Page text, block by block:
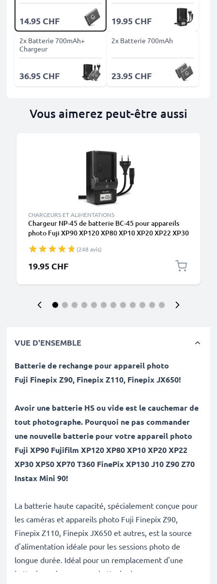
14.95 CHF 19.95 CHF
2x Batterie 700mAh+
Chargeur
36.95 CHF
2x Batterie 700mAh
23.95 CHF
Vous aimerez peut-être aussi
CHARGEURS ET ALIMENTATIONS
Chargeur NP-45 de batterie BC-45 pour appareils
photo Fuji XP90 XP120 XP80 XP10 XP20 XP22 XP30
de CELLONIC
(248 avis)
19.95 CHF
VUE D'ENSEMBLE
Batterie de rechange pour appareil photo
Fuji Finepix Z90, Finepix Z110, Finepix JX650!
Avoir une batterie HS ou vide est le cauchemar de
tout photographe. Pourquoi ne pas commander
une nouvelle batterie pour votre appareil photo
Fuji XP90 Fujifilm XP120 XP80 XP10 XP20 XP22
XP30 XP50 XP70 T360 FinePix XP130 J10 Z90 Z70
Instax Mini 90!
La batterie haute capacité, spécialement conçue pour
les caméras et appareils photo Fuji Finepix Z90,
Finepix Z110, Finepix JX650 et autres, est la source
d'alimentation idéale pour les sessions photo de
longue durée. Idéal pour un remplacement d'une
batterie ancienne ou en batterie de secours pour